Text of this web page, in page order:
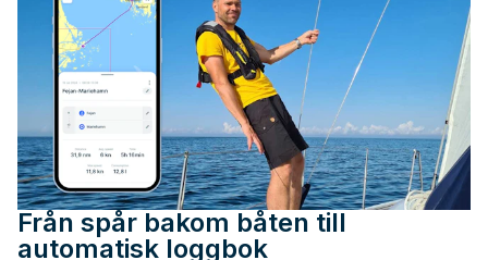
Från spår bakom båten till
automatisk loggbok